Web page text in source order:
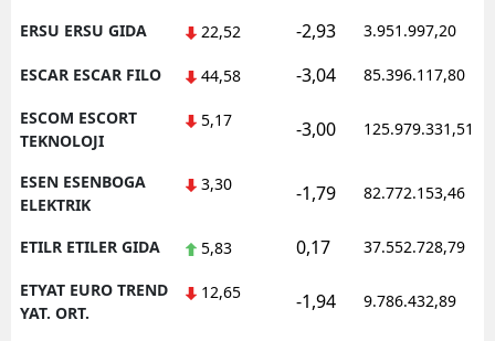
ERSU ERSU GIDA 22,52 -2,93 3.951.997,20
ESCAR ESCAR FILO 44,58 -3,04 85.396.117,80
ESCOM ESCORT
TEKNOLOJI
5,17 -3,00 125.979.331,51
ESEN ESENBOGA
ELEKTRIK
3,30 -1,79 82.772.153,46
ETILR ETILER GIDA 5,83 0,17 37.552.728,79
ETYAT EURO TREND
YAT. ORT.
12,65 -1,94 9.786.432,89